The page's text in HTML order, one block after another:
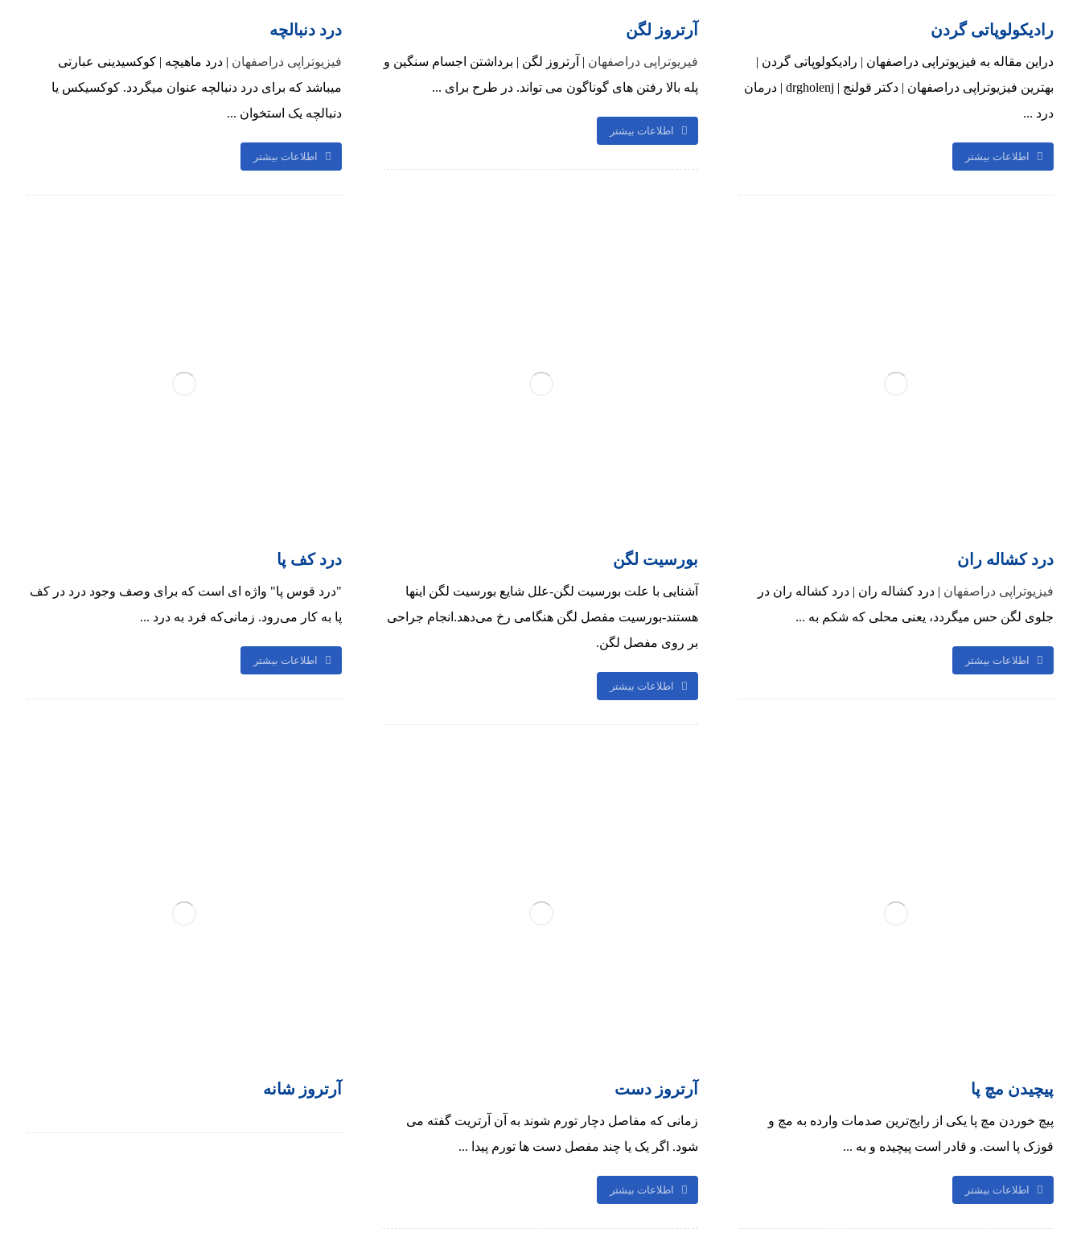
رادیکولوپاتی گردن
دراین مقاله به فیزیوتراپی دراصفهان | رادیکولوپاتی گردن |
بهترین فیزیوتراپی دراصفهان | دکتر قولنج | drgholenj | درمان
درد ...
اطلاعات بیشتر
آرتروز لگن
فیریوتراپی دراصفهان | آرتروز لگن | برداشتن اجسام سنگین و
پله بالا رفتن های گوناگون می تواند. در طرح برای ...
اطلاعات بیشتر
درد دنبالچه
فیزیوتراپی دراصفهان | درد ماهیچه | کوکسیدینی عبارتی
میباشد که برای درد دنبالچه عنوان میگردد. کوکسیکس یا
دنبالچه یک استخوان ...
اطلاعات بیشتر
درد کشاله ران
فیزیوتراپی دراصفهان | درد کشاله ران | درد کشاله ران در
جلوی لگن حس میگردد، یعنی محلی که شکم به ...
اطلاعات بیشتر
بورسیت لگن
آشنایی با علت بورسیت لگن-علل شایع بورسیت لگن اینها
هستند-بورسیت مفصل لگن هنگامی رخ می‌دهد.انجام جراحی
بر روی مفصل لگن.
اطلاعات بیشتر
درد کف پا
"درد قوس پا" واژه ای است که برای وصف وجود درد در کف
پا به کار می‌رود. زمانی‌که فرد به درد ...
اطلاعات بیشتر
پیچیدن مچ پا
پیچ خوردن مچ پا یکی از رایج‌ترین صدمات وارده به مچ و
قوزک پا است. و قادر است پیچیده و به ...
اطلاعات بیشتر
آرتروز دست
زمانی که مفاصل دچار تورم شوند به آن آرتریت گفته می
شود. اگر یک یا چند مفصل دست ها تورم پیدا ...
اطلاعات بیشتر
آرتروز شانه